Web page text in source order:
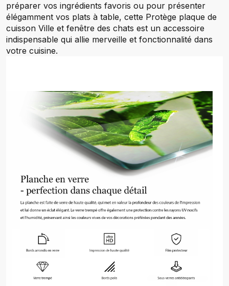
préparer vos ingrédients favoris ou pour présenter
élégamment vos plats à table, cette Protège plaque de
cuisson Ville et fenêtre des chats est un accessoire
indispensable qui allie merveille et fonctionnalité dans
votre cuisine.